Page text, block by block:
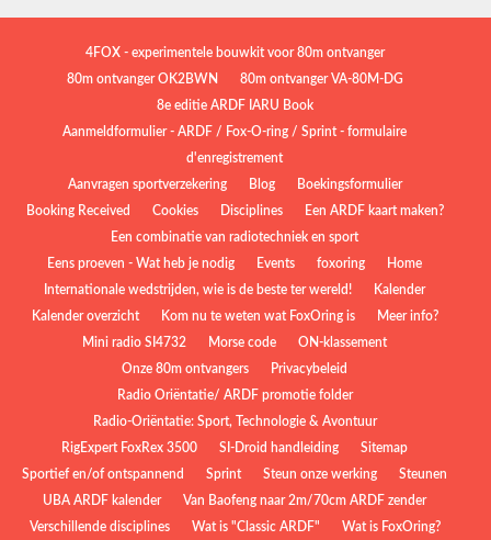
4FOX - experimentele bouwkit voor 80m ontvanger
80m ontvanger OK2BWN
80m ontvanger VA-80M-DG
8e editie ARDF IARU Book
Aanmeldformulier - ARDF / Fox-O-ring / Sprint - formulaire
d'enregistrement
Aanvragen sportverzekering
Blog
Boekingsformulier
Booking Received
Cookies Disciplines
Een ARDF kaart maken?
Een combinatie van radiotechniek en sport
Eens proeven - Wat heb je nodig
Events foxoring
Home
Internationale wedstrijden, wie is de beste ter wereld!
Kalender
Kalender overzicht
Kom nu te weten wat FoxOring is
Meer info?
Mini radio SI4732
Morse code
ON-klassement
Onze 80m ontvangers
Privacybeleid
Radio Oriëntatie/ ARDF promotie folder
Radio‑Oriëntatie: Sport, Technologie & Avontuur
RigExpert FoxRex 3500
SI-Droid handleiding
Sitemap
Sportief en/of ontspannend
Sprint Steun onze werking
Steunen
UBA ARDF kalender
Van Baofeng naar 2m/70cm ARDF zender
Verschillende disciplines
Wat is "Classic ARDF" Wat is FoxOring?